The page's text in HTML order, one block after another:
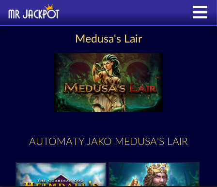
Medusa's Lair
AUTOMATY JAKO MEDUSA'S LAIR